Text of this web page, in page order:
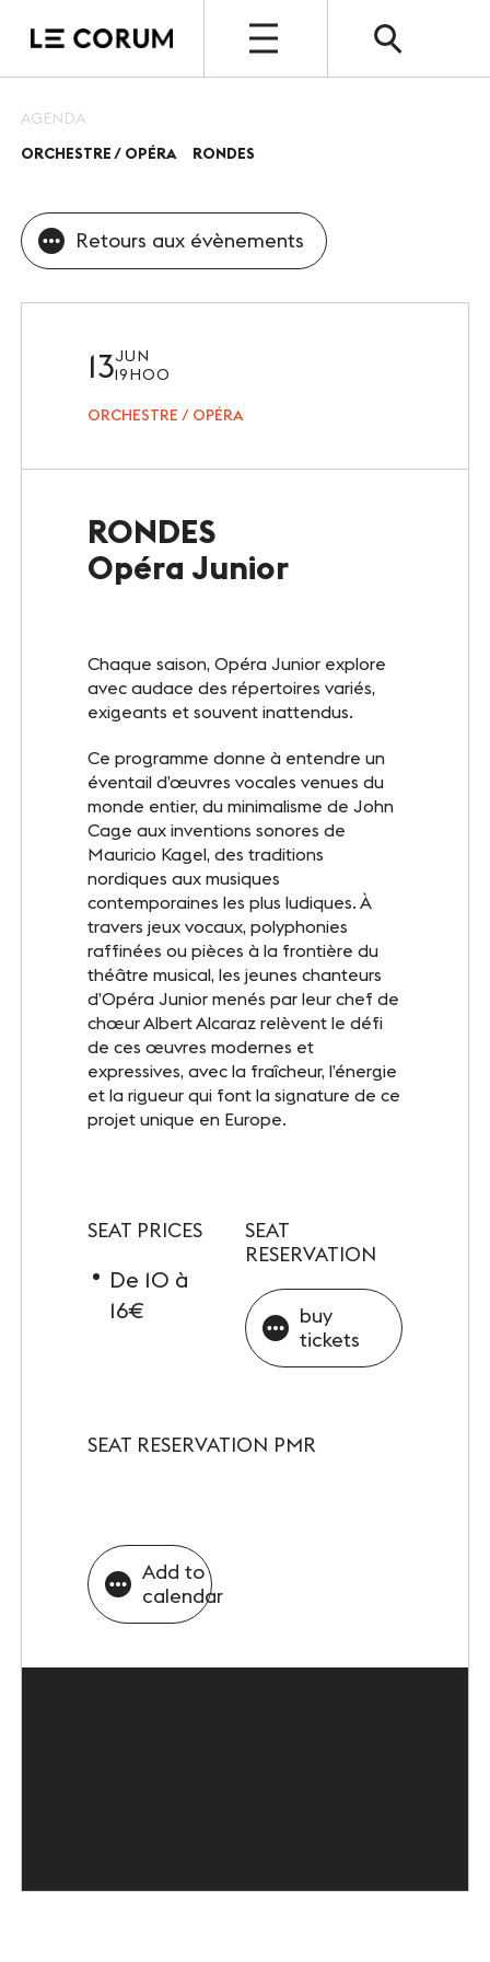
ESPACE PRO
Nos espaces
Vos évènements, nos références
Nos services
Nos offres spéciales
Le Club
Notre savoir-faire
Photothèque
ESPACE GRAND PUBLIC
Agenda
Billetterie
Actualités
INFOS PRATIQUES
Accès
Accessibilité PMR
Restauration et hébergement
Objets perdus et trouvés
Contact
AGENDA
ORCHESTRE / OPÉRA
RONDES
Retours aux évènements
13JUN
19H00
ORCHESTRE / OPÉRA
RONDES
Opéra Junior
Chaque saison, Opéra Junior explore
avec audace des répertoires variés,
exigeants et souvent inattendus.
Ce programme donne à entendre un
éventail d’œuvres vocales venues du
monde entier, du minimalisme de John
Cage aux inventions sonores de
Mauricio Kagel, des traditions
nordiques aux musiques
contemporaines les plus ludiques. À
travers jeux vocaux, polyphonies
raffinées ou pièces à la frontière du
théâtre musical, les jeunes chanteurs
d’Opéra Junior menés par leur chef de
chœur Albert Alcaraz relèvent le défi
de ces œuvres modernes et
expressives, avec la fraîcheur, l’énergie
et la rigueur qui font la signature de ce
projet unique en Europe.
SEAT PRICES
De 10 à
16€
SEAT
RESERVATION
buy
tickets
SEAT RESERVATION PMR
Add to
calendar